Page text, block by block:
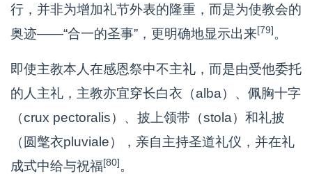
行，并非为增加礼节外表的隆重，而是为使教会的
奥迹——“合一的圣事”，更明确地显示出来[79]。
即使主教本人在感恩祭中不主礼，而是由受他委托
的人主礼，主教亦宜穿长白衣（alba）、佩胸十字
（crux pectoralis）、披上领带（stola）和礼披
（圆氅衣pluviale），亲自主持圣道礼仪，并在礼
成式中给与祝福[80]。